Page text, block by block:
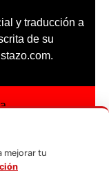
y traducción a
de su
mejorar tu